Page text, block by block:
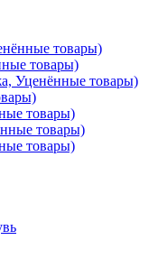
товары)
товары)
Уценённые товары)
товары)
товары)
товары)